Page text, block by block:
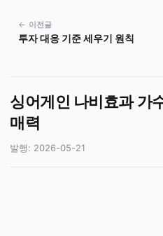
← 이전글
투자 대응 기준 세우기 원칙
싱어게인 나비효과 가
매력
발행: 2026-05-21